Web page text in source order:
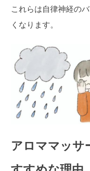
これらは自律神経の
くなります。
アロママッサ